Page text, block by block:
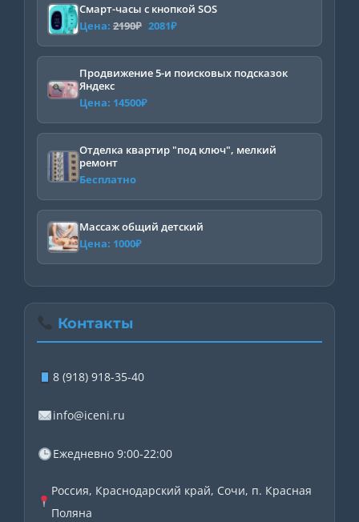
Смарт-часы с кнопкой SOS
Цена: 2190₽ Первоначальная
цена
составляла
2081₽Текущая
цена:
Продвижение 5-и поисковых подсказок
Яндекс
Цена: 14500₽
Отделка квартир "под ключ", мелкий
ремонт
Бесплатно
Массаж общий детский
Цена: 1000₽
Контакты
8 (918) 918-35-40
info@iceni.ru
Ежедневно 9:00-22:00
Россия, Краснодарский край, Сочи, п. Красная
Поляна